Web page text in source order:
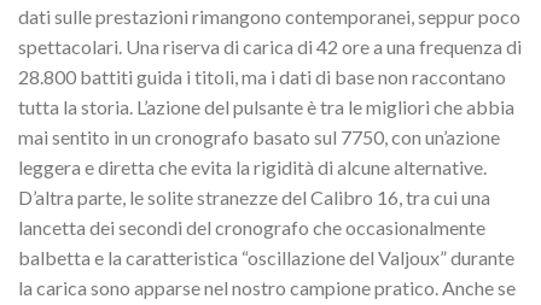
dati sulle prestazioni rimangono contemporanei, seppur poco
spettacolari. Una riserva di carica di 42 ore a una frequenza di
28.800 battiti guida i titoli, ma i dati di base non raccontano
tutta la storia. L’azione del pulsante è tra le migliori che abbia
mai sentito in un cronografo basato sul 7750, con un’azione
leggera e diretta che evita la rigidità di alcune alternative.
D’altra parte, le solite stranezze del Calibro 16, tra cui una
lancetta dei secondi del cronografo che occasionalmente
balbetta e la caratteristica “oscillazione del Valjoux” durante
la carica sono apparse nel nostro campione pratico. Anche se